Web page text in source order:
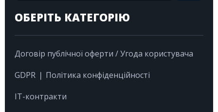
ОБЕРІТЬ КАТЕГОРІЮ
Договір публічної оферти / Угода користувача
GDPR ❘ Політика конфіденційності
IT-контракти